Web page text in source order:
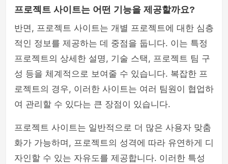
프로젝트 사이트는 어떤 기능을 제공할까요?
반면, 프로젝트 사이트는 개별 프로젝트에 대한 심층
적인 정보를 제공하는 데 중점을 둡니다. 이는 특정
프로젝트의 상세한 설명, 기술 스택, 프로젝트 팀 구
성 등을 체계적으로 보여줄 수 있습니다. 복잡한 프
로젝트의 경우, 이러한 사이트는 여러 팀원이 협업하
여 관리할 수 있다는 큰 장점이 있습니다.
프로젝트 사이트는 일반적으로 더 많은 사용자 맞춤
화가 가능하며, 프로젝트의 성격에 따라 유연하게 디
자인할 수 있는 자유도를 제공합니다. 이러한 특성